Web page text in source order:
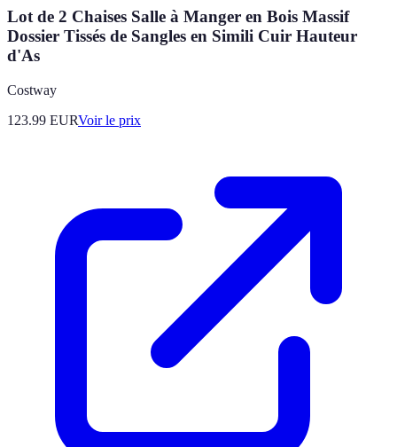
Lot de 2 Chaises Salle à Manger en Bois Massif
Dossier Tissés de Sangles en Simili Cuir Hauteur
d'As
Costway
123.99 EURVoir le prix